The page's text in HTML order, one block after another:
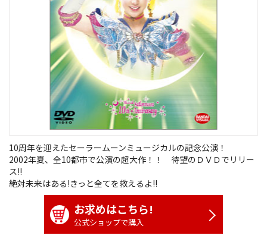
10周年を迎えたセーラームーンミュージカルの記念公演！
2002年夏、全10都市で公演の超大作！！ 待望のＤＶＤでリリー
ス!!
絶対未来はある!きっと全てを救えるよ!!
お求めはこちら!
公式ショップで購入